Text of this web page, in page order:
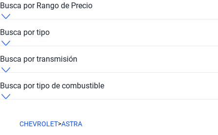
Busca por Rango de Precio
Chevrolet Astra 2003 de 10 millones de pesos
Chevrolet Astra 2003 de 18 millones de pesos
Chevrolet Astra 2003 de 20 millones de pesos
Busca por tipo
Chevrolet Astra 2003 Hatchback
Chevrolet Astra 2003 Sedán
Busca por transmisión
Chevrolet Astra 2003 Manual
Busca por tipo de combustible
CHEVROLET>ASTRA